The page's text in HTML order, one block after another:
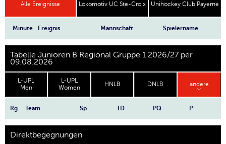
Alle Ereignisse Lokomotiv UC Ste-Croix Unihockey Club Payerne
Minute Ereignis Mannschaft Spielername
Tabelle Junioren B Regional Gruppe 1 2026/27 per
09.08.2026
L-UPL
Men
L-UPL
Women
HNLB DNLB andere
Rg. Team Sp TD PQ P
Direktbegegnungen